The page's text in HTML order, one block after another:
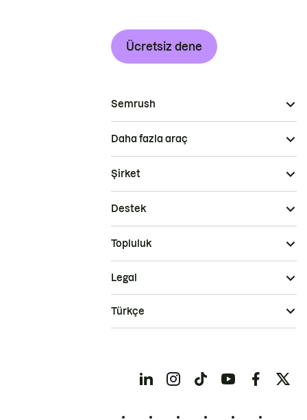
Ücretsiz dene
Semrush
Daha fazla araç
Şirket
Destek
Topluluk
Legal
Türkçe